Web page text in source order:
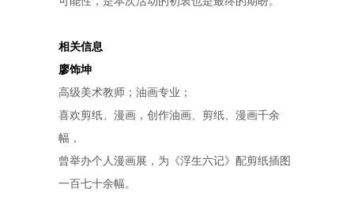
相关信息
廖饰坤
高级美术教师；油画专业；
喜欢剪纸、漫画，创作油画、剪纸、漫画千余
幅，
曾举办个人漫画展，为《浮生六记》配剪纸插图
一百七十余幅。